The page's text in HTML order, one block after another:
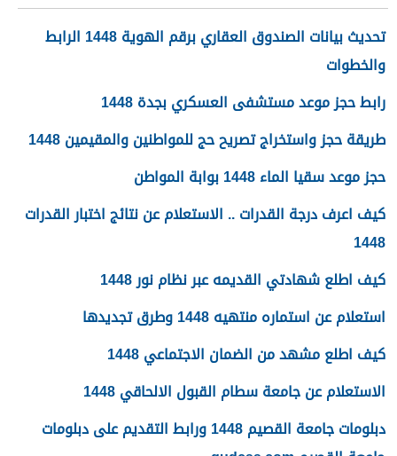
تحديث بيانات الصندوق العقاري برقم الهوية 1448 الرابط
والخطوات
رابط حجز موعد مستشفى العسكري بجدة 1448
طريقة حجز واستخراج تصريح حج للمواطنين والمقيمين 1448
حجز موعد سقيا الماء 1448 بوابة المواطن
كيف اعرف درجة القدرات .. الاستعلام عن نتائج اختبار القدرات
1448
كيف اطلع شهادتي القديمه عبر نظام نور 1448
استعلام عن استماره منتهيه 1448 وطرق تجديدها
كيف اطلع مشهد من الضمان الاجتماعي 1448
الاستعلام عن جامعة سطام القبول الالحاقي 1448
دبلومات جامعة القصيم 1448 ورابط التقديم على دبلومات